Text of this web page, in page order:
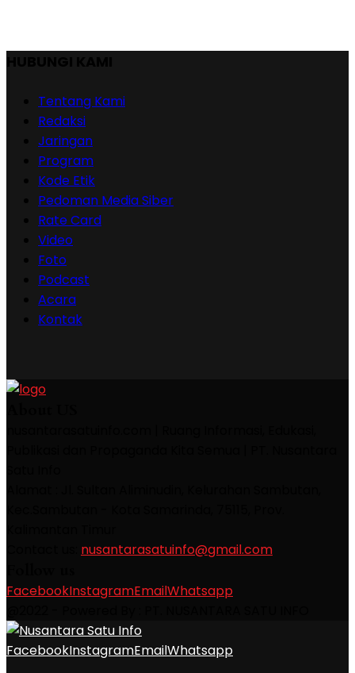
Tentang Kami
Redaksi
Jaringan
Program
Kode Etik
Pedoman Media Siber
Rate Card
Video
Foto
Podcast
Acara
Kontak
nusantarasatuinfo@gmail.com
FacebookInstagramEmailWhatsapp
FacebookInstagramEmailWhatsapp